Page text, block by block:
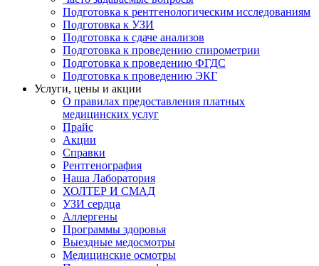
Подготовка к рентгенологическим исследованиям
Подготовка к УЗИ
Подготовка к сдаче анализов
Подготовка к проведению спирометрии
Подготовка к проведению ФГДС
Подготовка к проведению ЭКГ
Услуги, цены и акции
О правилах предоставления платных
медицинских услуг
Прайс
Акции
Справки
Рентгенография
Наша Лаборатория
ХОЛТЕР И СМАД
УЗИ сердца
Аллергены
Программы здоровья
Выездные медосмотры
Медицинские осмотры